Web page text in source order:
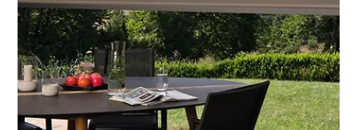
Thorsten Zarbock
3. Juli
3 Min. Lesezeit
Außengastronomie wetterfest machen:
ROI und Amortisation eines gewerblichen
Terrassendachs